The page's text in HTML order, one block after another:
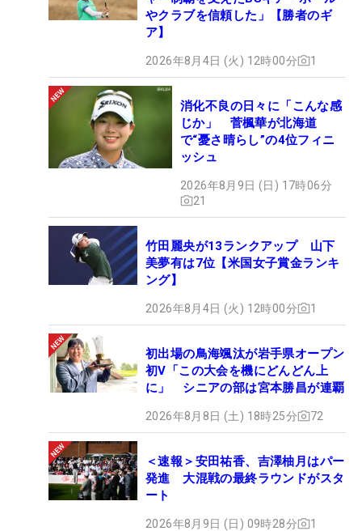
やクラブを信頼した」【勝者のギ
ア】
2026年8月4日 (火) 12時00分 1
消化不良の日々に「こんな感
じか」 菅楓華が北海道
で“憂さ晴らし”の4位フィニ
ッシュ
2026年8月9日 (日) 17時06分
21
竹田麗央が13ランクアップ 山下
美夢有は7位【米国女子賞金ランキ
ング】
2026年8月4日 (火) 12時00分 1
初出場の鳥海颯汰が岩手県オープン
初V「この大会を機にどんどん上
に」 シニアの部は宮本勝昌が連覇
2026年8月8日 (土) 18時25分 72
＜速報＞安田祐香、吉澤柚月はパー
発進 大混戦の最終ラウンドがスタ
ート
2026年8月9日 (日) 09時28分 1